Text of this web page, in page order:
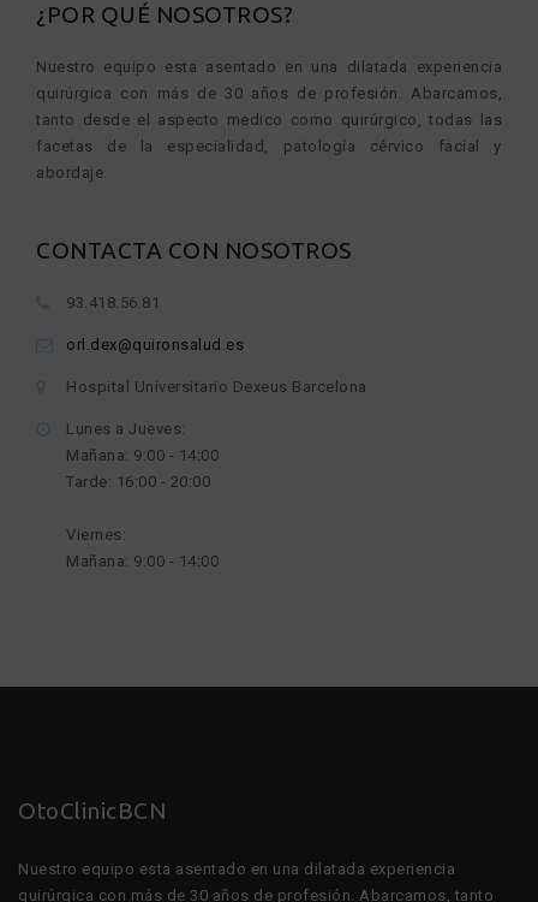
¿POR QUÉ NOSOTROS?
Nuestro equipo esta asentado en una dilatada experiencia
quirúrgica con más de 30 años de profesión. Abarcamos,
tanto desde el aspecto medico como quirúrgico, todas las
facetas de la especialidad, patología cérvico facial y
abordaje.
CONTACTA CON NOSOTROS
93.418.56.81
orl.dex@quironsalud.es
Hospital Universitario Dexeus Barcelona
Lunes a Jueves:
Mañana: 9:00 - 14:00
Tarde: 16:00 - 20:00
Viernes:
Mañana: 9:00 - 14:00
OtoClinicBCN
Nuestro equipo esta asentado en una dilatada experiencia
quirúrgica con más de 30 años de profesión. Abarcamos, tanto